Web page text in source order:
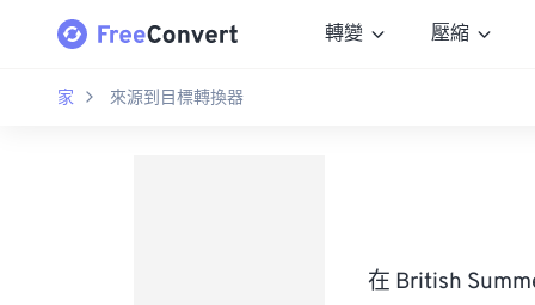
轉變 壓縮
家 來源到目標轉換器
在 British